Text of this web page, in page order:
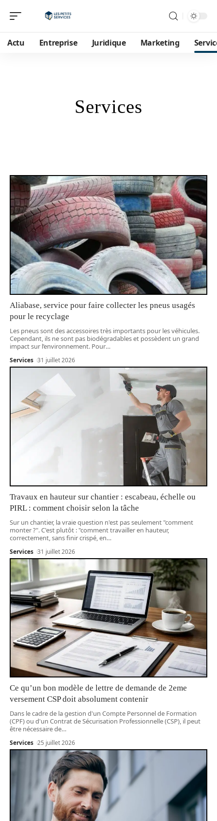
Actu Entreprise Juridique Marketing
Services
Aliabase, service pour faire collecter les pneus usagés
pour le recyclage
Les pneus sont des accessoires très importants pour les véhicules.
Cependant, ils ne sont pas biodégradables et possèdent un grand
impact sur l’environnement. Pour…
Services 31 juillet 2026
Travaux en hauteur sur chantier : escabeau, échelle ou
PIRL : comment choisir selon la tâche
Sur un chantier, la vraie question n'est pas seulement "comment
monter ?". C'est plutôt : "comment travailler en hauteur,
correctement, sans finir crispé, en…
Services 31 juillet 2026
Ce qu’un bon modèle de lettre de demande de 2eme
versement CSP doit absolument contenir
Dans le cadre de la gestion d'un Compte Personnel de Formation
(CPF) ou d'un Contrat de Sécurisation Professionnelle (CSP), il peut
être nécessaire de…
Services 25 juillet 2026